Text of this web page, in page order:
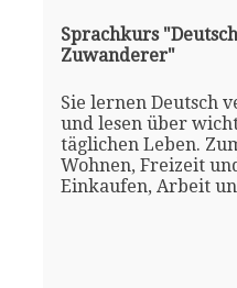
Sprachkurs
Zuwanderer"
Sie lernen Deutsch
und lesen über
täglichen Leben.
Wohnen, Freizeit
Einkaufen, Arbeit